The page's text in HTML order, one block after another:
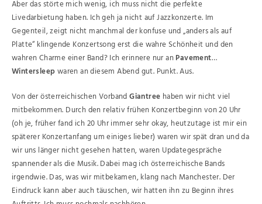
Aber das störte mich wenig, ich muss nicht die perfekte
Livedarbietung haben. Ich geh ja nicht auf Jazzkonzerte. Im
Gegenteil, zeigt nicht manchmal der konfuse und „anders als auf
Platte“ klingende Konzertsong erst die wahre Schönheit und den
wahren Charme einer Band? Ich erinnere nur anPavement…
Wintersleepwaren an diesem Abend gut. Punkt. Aus.
Von der österreichischen VorbandGiantree haben wir nicht viel
mitbekommen. Durch den relativ frühen Konzertbeginn von 20 Uhr
(oh je, früher fand ich 20 Uhr immer sehr okay, heutzutage ist mir ein
späterer Konzertanfang um einiges lieber) waren wir spät dran und da
wir uns länger nicht gesehen hatten, waren Updategespräche
spannender als die Musik. Dabei mag ich österreichische Bands
irgendwie. Das, was wir mitbekamen, klang nach Manchester. Der
Eindruck kann aber auch täuschen, wir hatten ihn zu Beginn ihres